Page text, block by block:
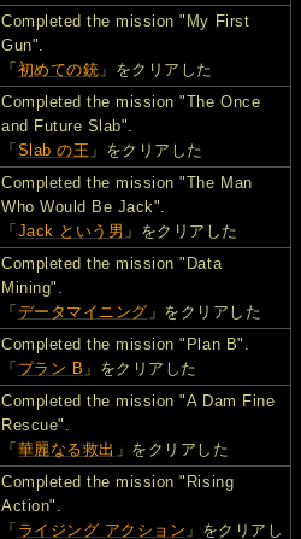
Completed the mission "My First
Gun".
「 初めての銃 」をクリアした
Completed the mission "The Once
and Future Slab".
「 Slab の王 」をクリアした
Completed the mission "The Man
Who Would Be Jack".
「 Jack という男 」をクリアした
Completed the mission "Data
Mining".
「 データマイニング 」をクリアした
Completed the mission "Plan B".
「 プラン B 」をクリアした
Completed the mission "A Dam Fine
Rescue".
「 華麗なる救出 」をクリアした
Completed the mission "Rising
Action".
「 ライジング アクション 」をクリアし